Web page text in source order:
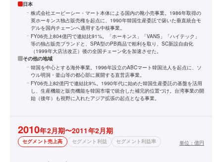
日本
株式会社エービーシー・マート本体による国内の靴小売事業。1986年取得の
英ホーキンス独占販売権を起点に、1990年韓国生産委託で築いた垂直統合モ
デルを国内チェーンへ適用する中核事業。
FY06売上804億円で連結比91%。「ホーキンス」「VANS」「ハイテック」
等の独占販売ブランドと、SPA型のPB商品で粗利を取り、SC新設自由化
（1999年大店法改正）後の全国チェーン化を加速させた。
その他の地域
韓国を中心とする海外事業。1996年設立のABCマート韓国法人を起点に、ソ
ウル明洞・釜山等の都心部に展開する直営店事業。
FY06売上82億円で連結比9%。1990年代に始めた韓国生産委託の基盤を活用
し、生産機能と販売機能を韓国市場で統合した補完的位置づけ。台湾事業の開
始（後年）も視野に入れたアジア拡張の起点となる事業。
2010年2月期〜2011年2月期
セグメント売上高 セグメント利益 セグメント利益率 単位： 億円